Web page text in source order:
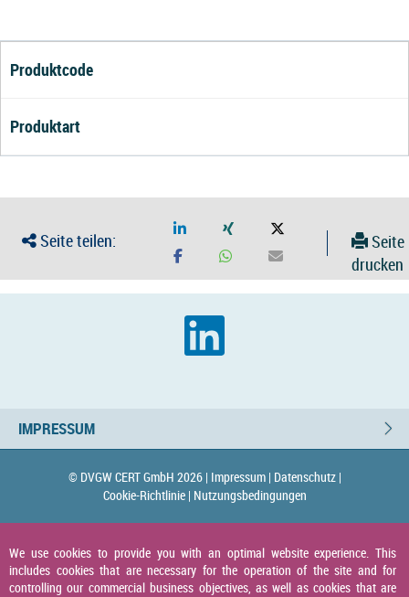
Produktcode
Produktart
Seite teilen:
Seite
drucken
IMPRESSUM
© DVGW CERT GmbH 2026 | Impressum | Datenschutz |
Cookie-Richtlinie | Nutzungsbedingungen
We use cookies to provide you with an optimal website experience. This
includes cookies that are necessary for the operation of the site and for
controlling our commercial business objectives, as well as cookies that are